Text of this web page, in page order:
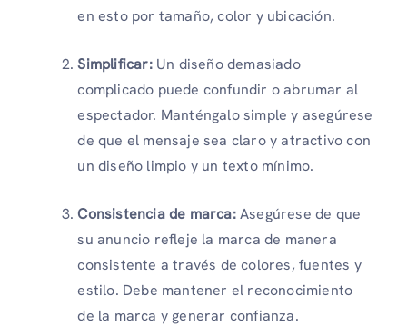
en esto por tamaño, color y ubicación.
Simplificar:Un diseño demasiado
complicado puede confundir o abrumar al
espectador. Manténgalo simple y asegúrese
de que el mensaje sea claro y atractivo con
un diseño limpio y un texto mínimo.
Consistencia de marca:Asegúrese de que
su anuncio refleje la marca de manera
consistente a través de colores, fuentes y
estilo. Debe mantener el reconocimiento
de la marca y generar confianza.